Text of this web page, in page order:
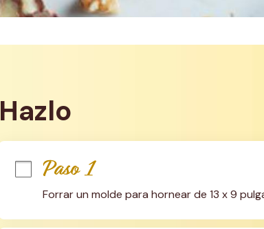
Hazlo
Paso 1
Forrar un molde para hornear de 13 x 9